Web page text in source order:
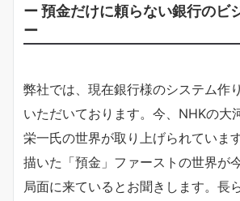
ー 預金だけに頼らない銀行のビ
ー
弊社では、現在銀行様のシステム作
いただいております。今、NHKの大
栄一氏の世界が取り上げられていま
描いた「預金」ファーストの世界が
局面に来ているとお聞きします。長